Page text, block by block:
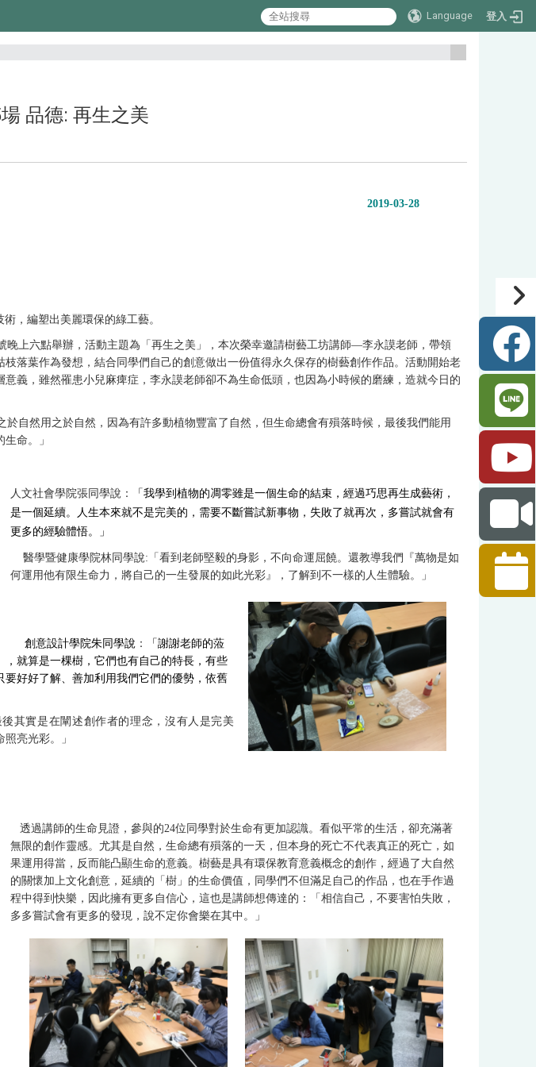
Language 登入
:::
品德: 再生之美
2019-03-28
，編塑出美麗環保的綠工藝。
晚上六點舉辦，活動主題為「再生之美」，本次榮幸邀請樹藝工坊講師—李永謨老師，帶領
枝落葉作為發想，結合同學們自己的創意做出一份值得永久保存的樹藝創作作品。活動開始老
義，雖然罹患小兒麻痺症，李永謨老師卻不為生命低頭，也因為小時候的磨練，造就今日的
自然用之於自然，因為有許多動植物豐富了自然，但生命總會有殞落時候，最後我們能用
命。」
人文社會學院張同學說：
「我學到植物的凋零雖是一個生命的結束，經過巧思再生成藝術，
是一個延續。人生本來就不是完美的，需要不斷嘗試新事物，失敗了就再次，多嘗試就會有
更多的經驗體悟。」
醫學暨健康學院林同學說: 「看到老師堅毅的身影，不向命運屈饒。還教導我們『萬物是如
何運用他有限生命力，將自己的一生發展的如此光彩』，了解到不一樣的人生體驗。」
創意設計學院朱同學說 ：
「謝謝老師的蒞
就算是一棵樹，它們也有自己的特長，有些
好好了解、善加利用我們它們的優勢，依舊
其實是在闡述創作者的理念，沒有人是完美
亮光彩。」
透過講師的生命見證，參與的24位同學對於生命有更加認識。看似平常的生活，卻充滿著
無限的創作靈感。尤其是自然，生命總有殞落的一天，但本身的死亡不代表真正的死亡，如
果運用得當，反而能凸顯生命的意義。樹藝是具有環保教育意義概念的創作，經過了大自然
的關懷加上文化創意，延續的「樹」的生命價值，同學們不但滿足自己的作品，也在手作過
程中得到快樂，因此擁有更多自信心，這也是講師想傳達的：「相信自己，不要害怕失敗，
多多嘗試會有更多的發現，說不定你會樂在其中。」